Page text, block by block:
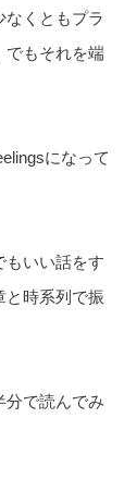
なくともプラ
でもそれを端
になって
もいい話をす
と時系列で振
分で読んでみ